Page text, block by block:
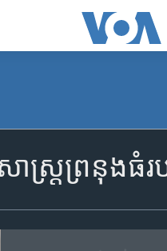
Apple Podcasts
ទទួល​​​សេវា​​​
ាស្ត្រ​ព្រនុង​ធំ​